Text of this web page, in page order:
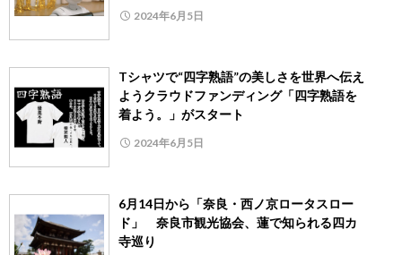
2024年6月5日
Tシャツで“四字熟語”の美しさを世界へ伝え
ようクラウドファンディング「四字熟語を
着よう。」がスタート
2024年6月5日
6月14日から「奈良・西ノ京ロータスロー
ド」 奈良市観光協会、蓮で知られる四カ
寺巡り